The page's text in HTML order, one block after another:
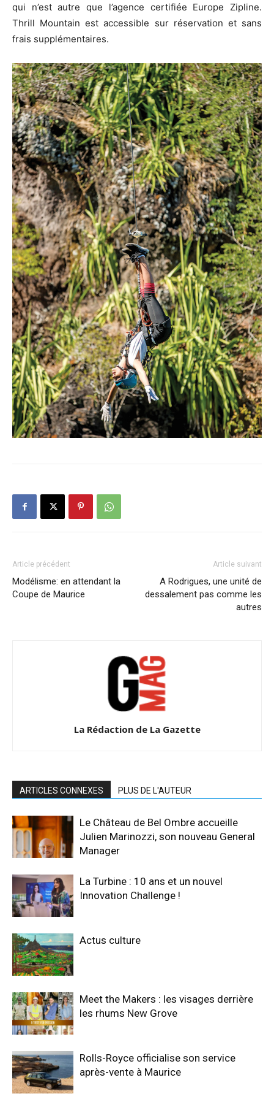
qui n’est autre que l’agence certifiée Europe Zipline.
Thrill Mountain est accessible sur réservation et sans
frais supplémentaires.
Article précédent
Modélisme: en attendant la
Coupe de Maurice
Article suivant
A Rodrigues, une unité de
dessalement pas comme les
autres
La Rédaction de La Gazette
ARTICLES CONNEXES PLUS DE L'AUTEUR
Le Château de Bel Ombre accueille
Julien Marinozzi, son nouveau General
Manager
La Turbine : 10 ans et un nouvel
Innovation Challenge !
Actus culture
Meet the Makers : les visages derrière
les rhums New Grove
Rolls-Royce officialise son service
après-vente à Maurice